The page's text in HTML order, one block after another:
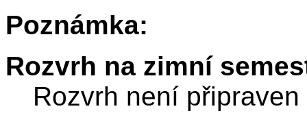
Poznámka:
Rozvrh na zimní
Rozvrh není připraven